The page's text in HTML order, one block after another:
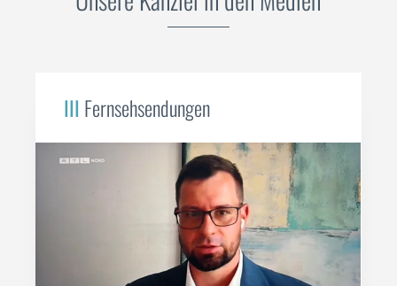
III Fernsehsendungen